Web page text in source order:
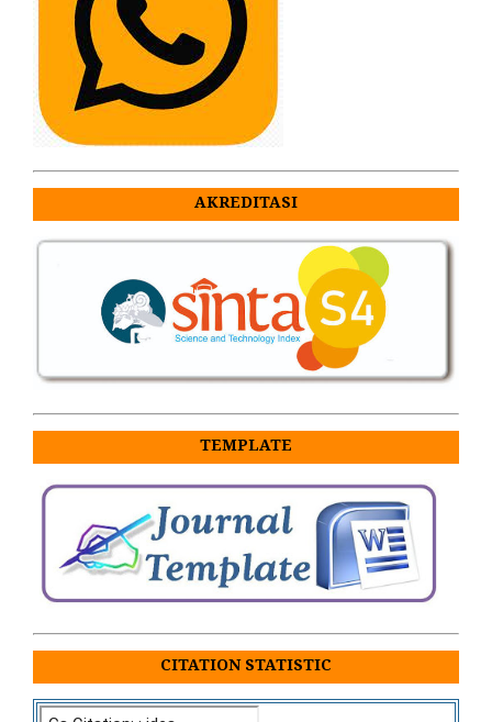
AKREDITASI
TEMPLATE
CITATION STATISTIC